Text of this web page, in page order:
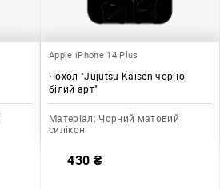
Apple iPhone 14 Plus
Чохол "Jujutsu Kaisen чорно-
білий арт"
Матеріал: Чорний матовий
силікон
430 ₴